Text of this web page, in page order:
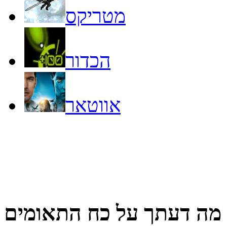
מטריקס
הכדור
אווטאר
מה דעתך על כח התאומים